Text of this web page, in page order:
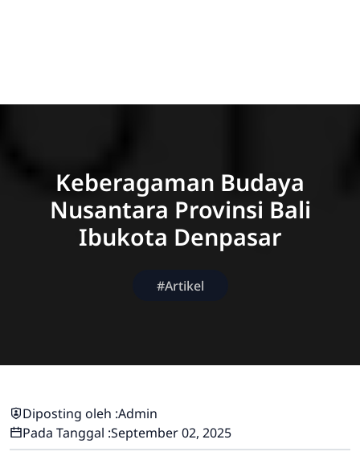
Keberagaman Budaya
Nusantara Provinsi Bali
Ibukota Denpasar
#Artikel
Diposting oleh :Admin
Pada Tanggal :September 02, 2025